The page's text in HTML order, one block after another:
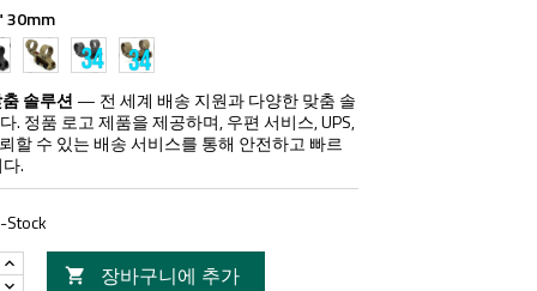
30mm
FDE
1.93"
30mm
Black
1.93"
34mm
FDE
1.93"
34mm
솔루션 — 전 세계 배송 지원과 다양한 맞춤 솔
. 정품 로고 제품을 제공하며, 우편 서비스, UPS,
할 수 있는 배송 서비스를 통해 안전하고 빠르
.
Stock
 장바구니에 추가